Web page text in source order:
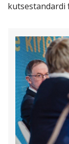
kutsestandardi